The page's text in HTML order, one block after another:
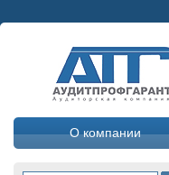
О компании